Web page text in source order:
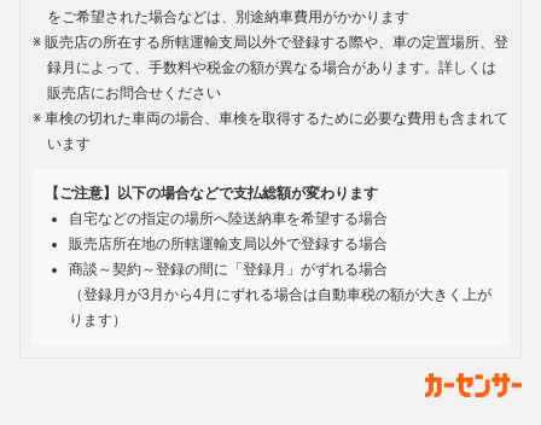
をご希望された場合などは、別途納車費用がかかります
販売店の所在する所轄運輸支局以外で登録する際や、車の定置場所、登
録月によって、手数料や税金の額が異なる場合があります。詳しくは
販売店にお問合せください
車検の切れた車両の場合、車検を取得するために必要な費用も含まれて
います
【ご注意】以下の場合などで支払総額が変わります
自宅などの指定の場所へ陸送納車を希望する場合
販売店所在地の所轄運輸支局以外で登録する場合
商談～契約～登録の間に「登録月」がずれる場合
（登録月が3月から4月にずれる場合は自動車税の額が大きく上が
ります）